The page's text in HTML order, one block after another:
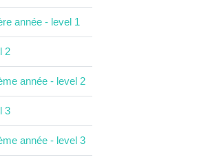
année - level 1
2
année - level 2
3
année - level 3